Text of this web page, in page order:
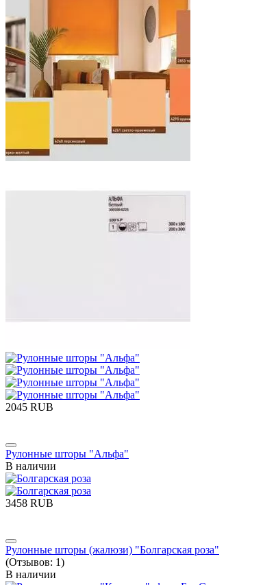
‍2045‍ RUB
Рулонные шторы "Альфа"
В наличии
‍3458‍ RUB
Рулонные шторы (жалюзи) "Болгарская роза"
(Отзывов: 1)
В наличии